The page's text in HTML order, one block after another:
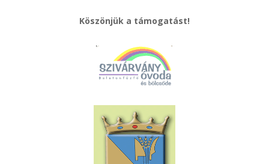
Köszönjük a támogatást!